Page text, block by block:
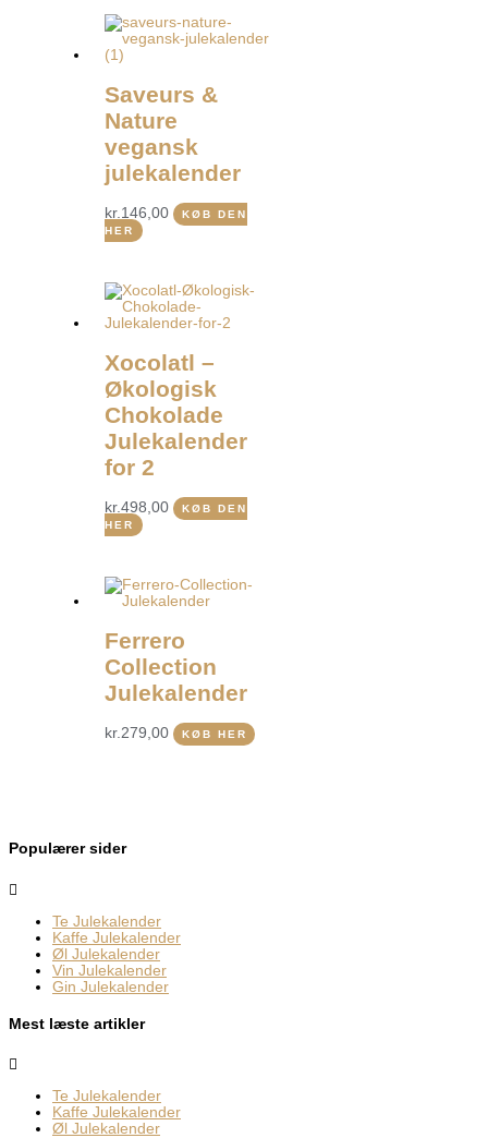
Saveurs &
Nature
vegansk
julekalender
kr.146,00
KØB DEN
HER
Xocolatl –
Økologisk
Chokolade
Julekalender
for 2
kr.498,00
KØB DEN
HER
Ferrero
Collection
Julekalender
kr.279,00 KØB HER
Populærer sider
Te Julekalender
Kaffe Julekalender
Øl Julekalender
Vin Julekalender
Gin Julekalender
Mest læste artikler
Te Julekalender
Kaffe Julekalender
Øl Julekalender